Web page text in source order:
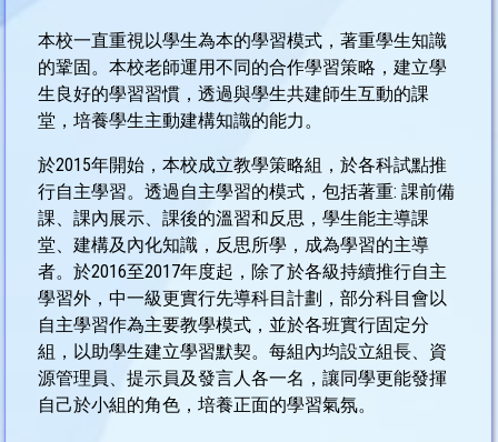
本校一直重視以學生為本的學習模式，著重學生知識
的鞏固。本校老師運用不同的合作學習策略，建立學
生良好的學習習慣，透過與學生共建師生互動的課
堂，培養學生主動建構知識的能力。
於2015年開始，本校成立教學策略組，於各科試點推
行自主學習。透過自主學習的模式，包括著重: 課前備
課、課內展示、課後的溫習和反思，學生能主導課
堂、建構及內化知識，反思所學，成為學習的主導
者。於2016至2017年度起，除了於各級持續推行自主
學習外，中一級更實行先導科目計劃，部分科目會以
自主學習作為主要教學模式，並於各班實行固定分
組，以助學生建立學習默契。每組內均設立組長、資
源管理員、提示員及發言人各一名，讓同學更能發揮
自己於小組的角色，培養正面的學習氣氛。